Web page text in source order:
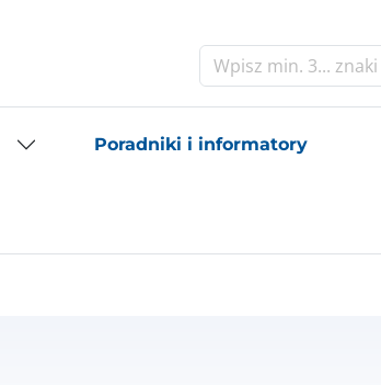
Poradniki i informatory